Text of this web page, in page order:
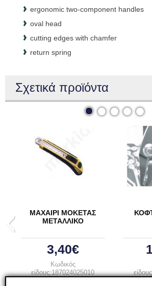
ergonomic two-component handles
oval head
cutting edges with chamfer
return spring
Σχετικά προϊόντα
ΜΑΧΑΙΡΙ ΜΟΚΕΤΑΣ
ΜΕΤΑΛΛΙΚΟ
3,40€
Κωδικός
είδους:187024025010